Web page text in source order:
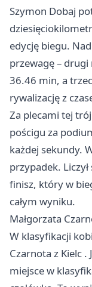
Szymon Dobaj
edycję biegu.
przewagę – drugi
36.46 min, a
rywalizację z
Za plecami tej
pościgu za
każdej sekundy.
przypadek.
finisz, który w
całym wyniku.
Małgorzata
W klasyfikacji
Czarnota z Kielc .
miejsce w